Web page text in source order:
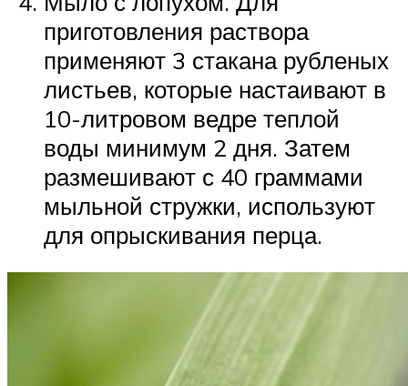
приготовления раствора
применяют 3 стакана рубленых
листьев, которые настаивают в
10-литровом ведре теплой
воды минимум 2 дня. Затем
размешивают с 40 граммами
мыльной стружки, используют
для опрыскивания перца.